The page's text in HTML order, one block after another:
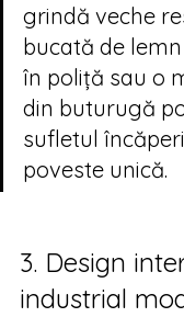
grindă veche
bucată de
în poliță sau o
din buturugă
sufletul
poveste unică.
3. Design
industrial